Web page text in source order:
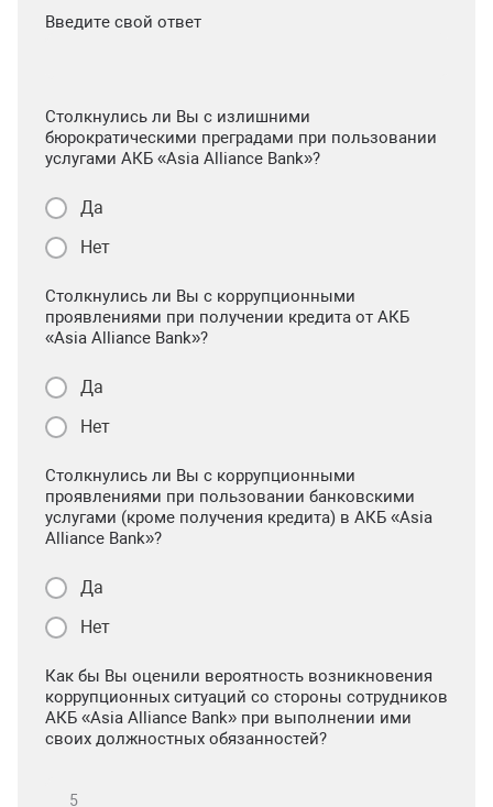
Введите свой ответ
Столкнулись ли Вы с излишними
бюрократическими преградами при пользовании
услугами АКБ «Asia Alliance Bank»?
Да
Нет
Столкнулись ли Вы с коррупционными
проявлениями при получении кредита от АКБ
«Asia Alliance Bank»?
Да
Нет
Столкнулись ли Вы с коррупционными
проявлениями при пользовании банковскими
услугами (кроме получения кредита) в АКБ «Asia
Alliance Bank»?
Да
Нет
Как бы Вы оценили вероятность возникновения
коррупционных ситуаций со стороны сотрудников
АКБ «Asia Alliance Bank» при выполнении ими
своих должностных обязанностей?